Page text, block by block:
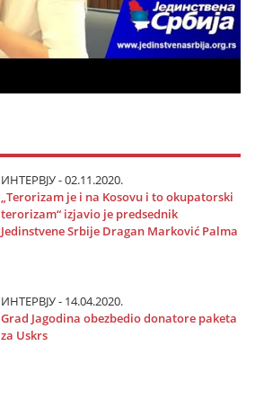
ИНТЕРВЈУ - 02.11.2020.
„Terorizam јe i na Kosovu i to okupatorski
terorizam“ izјavio јe predsednik
Јedinstvene Srbiјe Dragan Marković Palma
ИНТЕРВЈУ - 14.04.2020.
Grad Јagodina obezbedio donatore paketa
za Uskrs